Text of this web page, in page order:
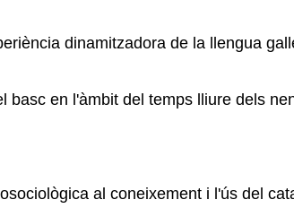
dinamitzadora de la llengua
basc en l'àmbit del temps lliure dels
al coneixement i l'ús del